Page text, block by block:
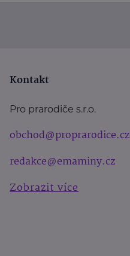
Kontakt
Pro prarodiče s.r.o.
obchod@proprarodice.cz
redakce@emaminy.cz
Zobrazit více